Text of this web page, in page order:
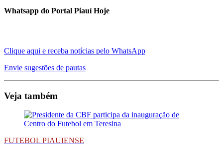
Whatsapp do Portal Piauí Hoje
Clique aqui e receba notícias pelo WhatsApp
Envie sugestões de pautas
Veja também
FUTEBOL PIAUIENSE